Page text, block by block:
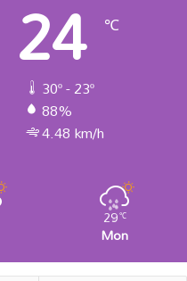
24 ℃
30º - 23º
88%
4.48 km/h
29℃
Mon